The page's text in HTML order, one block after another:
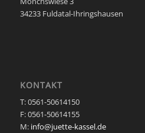
34233 Fuldatal-Ihringshausen
KONTAKT
T: 0561-50614150
F: 0561-50614155
M: info@juette-kassel.de